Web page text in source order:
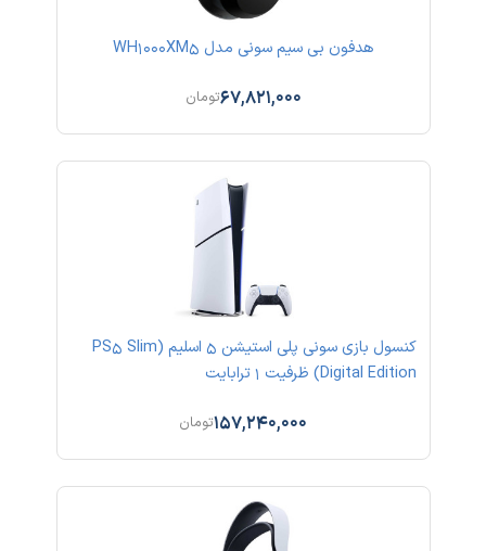
هدفون بی سیم سونی مدل WH1000XM5
67,821,000تومان
کنسول بازی سونی پلی استیشن 5 اسلیم (PS5 Slim
Digital Edition) ظرفیت 1 ترابایت
157,240,000تومان